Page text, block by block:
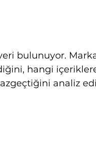
bulunuyor.
hangi
analiz